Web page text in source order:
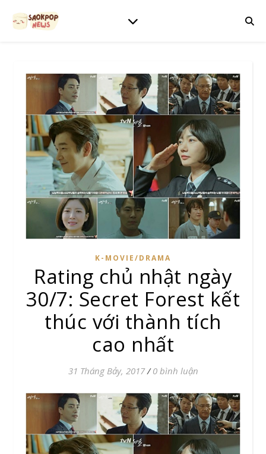
K-MOVIE/DRAMA
Rating chủ nhật ngày
30/7: Secret Forest kết
thúc với thành tích
cao nhất
31 Tháng Bảy, 2017 / 0 bình luận